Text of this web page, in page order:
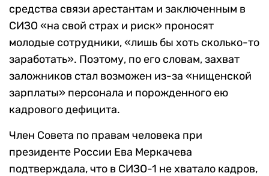
средства связи арестантам и заключенным в
СИЗО «на свой страх и риск» проносят
молодые сотрудники, «лишь бы хоть сколько-то
заработать». Поэтому, по его словам, захват
заложников стал возможен из-за «нищенской
зарплаты» персонала и порожденного ею
кадрового дефицита.
Член Совета по правам человека при
президенте России Ева Меркачева
подтверждала, что в СИЗО-1 не хватало кадров,